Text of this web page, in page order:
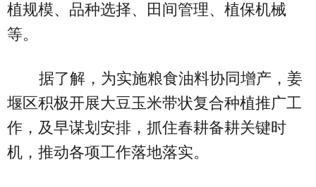
植规模、品种选择、田间管理、植保机械
等。
据了解，为实施粮食油料协同增产，姜
堰区积极开展大豆玉米带状复合种植推广工
作，及早谋划安排，抓住春耕备耕关键时
机，推动各项工作落地落实。